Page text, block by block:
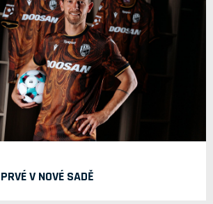
V NOVÉ SADĚ